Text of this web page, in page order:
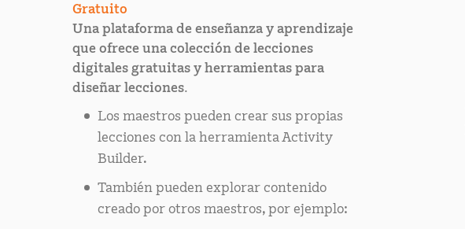
Gratuito
Una plataforma de enseñanza y aprendizaje
que ofrece una colección de lecciones
digitales gratuitas y herramientas para
diseñar lecciones.
Los maestros pueden crear sus propias
lecciones con la herramienta Activity
Builder.
También pueden explorar contenido
creado por otros maestros, por ejemplo: